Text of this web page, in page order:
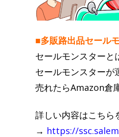
■多販路出品セール
セールモンスターと
セールモンスターが
売れたらAmazon倉
詳しい内容はこちら
→ https://